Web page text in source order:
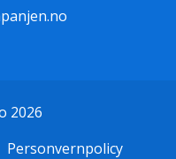
2026
Personvernpolicy